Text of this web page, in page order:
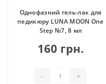
Однофазний гель-лак для
педикюру LUNA MOON One
Step №7, 8 мл
160 грн.
- +